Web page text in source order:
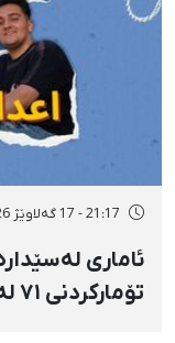
21:17 - 17 گەلاوێژ 2726